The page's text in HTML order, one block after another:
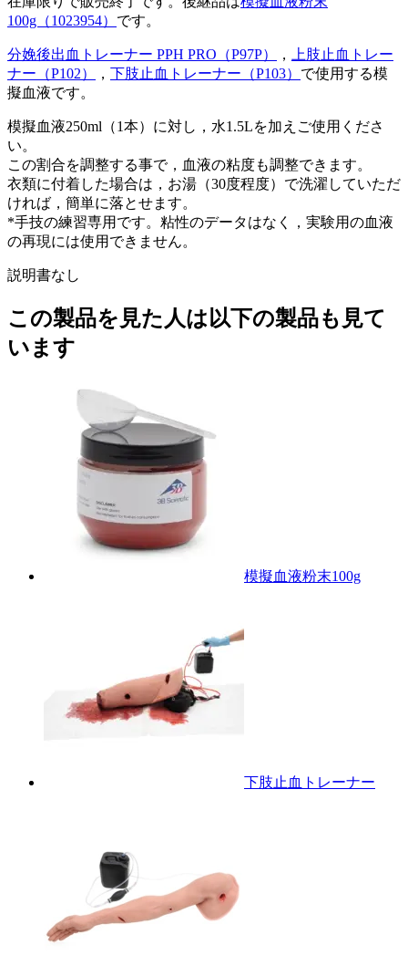
100g（1023954） です。
分娩後出血トレーナー PPH PRO（P97P） ，
上肢止血トレー
ナー（P102）
， 下肢止血トレーナー（P103） で使用する模
擬血液です。
模擬血液250ml（1本）に対し，水1.5Lを加えご使用くださ
い。
この割合を調整する事で，血液の粘度も調整できます。
衣類に付着した場合は，お湯（30度程度）で洗濯していただ
ければ，簡単に落とせます。
*手技の練習専用です。粘性のデータはなく，実験用の血液
の再現には使用できません。
説明書なし
この製品を見た人は以下の製品も見て
います
模擬血液粉末100g
下肢止血トレーナー